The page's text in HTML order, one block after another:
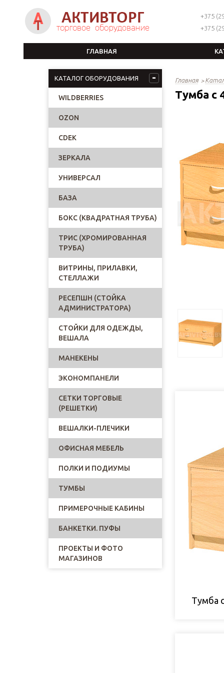
+375
+375
ГЛАВНАЯ
КАТАЛОГ ОБОРУДОВАНИЯ
WILDBERRIES
OZON
CDEK
ЗЕРКАЛА
УНИВЕРСАЛ
БАЗА
БОКС (КВАДРАТНАЯ ТРУБА)
ТРИС (ХРОМИРОВАННАЯ
ТРУБА)
ВИТРИНЫ, ПРИЛАВКИ,
СТЕЛЛАЖИ
РЕСЕПШН (СТОЙКА
АДМИНИСТРАТОРА)
СТОЙКИ ДЛЯ ОДЕЖДЫ,
ВЕШАЛА
МАНЕКЕНЫ
ЭКОНОМПАНЕЛИ
СЕТКИ ТОРГОВЫЕ
(РЕШЕТКИ)
ВЕШАЛКИ-ПЛЕЧИКИ
ОФИСНАЯ МЕБЕЛЬ
ПОЛКИ И ПОДИУМЫ
ТУМБЫ
ПРИМЕРОЧНЫЕ КАБИНЫ
БАНКЕТКИ. ПУФЫ
ПРОЕКТЫ И ФОТО
МАГАЗИНОВ
Главная
Тумба
Тумба